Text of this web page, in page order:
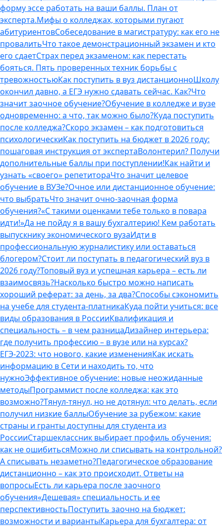
форму эссе работать на ваши баллы. План от
эксперта.Мифы о колледжах, которыми пугают
абитуриентовСобеседование в магистратуру: как его не
провалитьЧто такое демонстрационный экзамен и кто
его сдаетСтрах перед экзаменом: как перестать
бояться. Пять проверенных техник борьбы с
тревожностьюКак поступить в вуз дистанционноШколу
окончил давно, а ЕГЭ нужно сдавать сейчас. Как?Что
значит заочное обучение?Обучение в колледже и вузе
одновременно: а что, так можно было?Куда поступить
после колледжа?Скоро экзамен – как подготовиться
психологическиКак поступить на бюджет в 2026 году:
пошаговая инструкция от экспертаВолонтерил? Получи
дополнительные баллы при поступлении!Как найти и
узнать «своего» репетитораЧто значит целевое
обучение в ВУЗе?Очное или дистанционное обучение:
что выбратьЧто значит очно-заочная форма
обучения?«С такими оценками тебе только в повара
идти!»Да не пойду я в вашу бухгалтерию! Кем работать
выпускнику экономического вузаИдти в
профессиональную журналистику или оставаться
блогером?Стоит ли поступать в педагогический вуз в
2026 году?Топовый вуз и успешная карьера – есть ли
взаимосвязь?Насколько быстро можно написать
хороший реферат: за день, за два?Способы сэкономить
на учебе для студента-платникаКуда пойти учиться: все
виды образования в РоссииКвалификация и
специальность – в чем разницаДизайнер интерьера:
где получить профессию – в вузе или на курсах?
ЕГЭ-2023: что нового, какие измененияКак искать
информацию в Сети и находить то, что
нужноЭффективное обучение: новые неожиданные
методыПрограммист после колледжа: как это
возможно?Тянул-тянул, но не дотянул: что делать, если
получил низкие баллыОбучение за рубежом: какие
страны и гранты доступны для студента из
РоссииСтаршеклассник выбирает профиль обучения:
как не ошибитьсяМожно ли списывать на контрольной?
А списывать незаметно?Педагогическое образование
дистанционно – как это происходит. Ответы на
вопросыЕсть ли карьера после заочного
обучения«Дешевая» специальность и ее
перспективностьПоступить заочно на бюджет:
возможности и вариантыКарьера для бухгалтера: от